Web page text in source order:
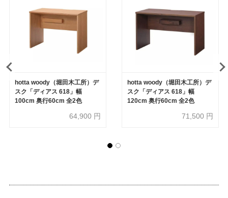
hotta woody（堀田木工所）デ
スク「ディアス 618」幅
100cm 奥行60cm 全2色
64,900 円
hotta woody（堀田木工所）デ
スク「ディアス 618」幅
120cm 奥行60cm 全2色
71,500 円